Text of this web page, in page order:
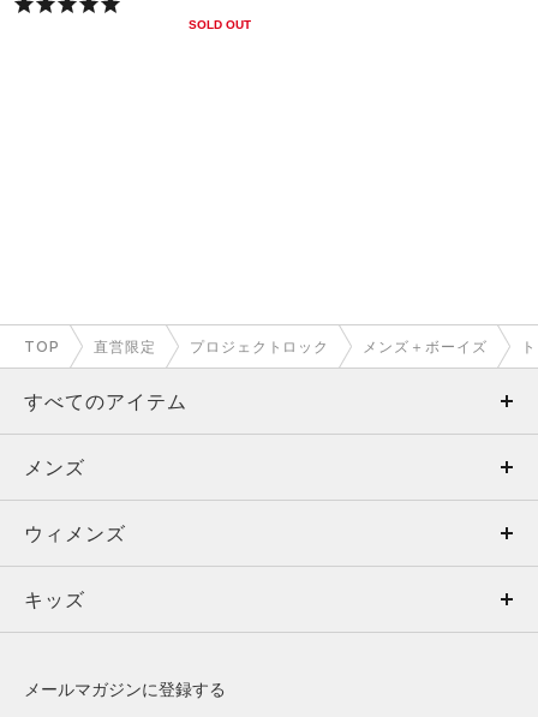
SOLD OUT
TOP 直営限定 プロジェクトロック メンズ＋ボーイズ
すべてのアイテム
メンズ
ウィメンズ
キッズ
メンズ
トップス
ボトムス
ウィメンズ
トップス
キッズ
メールマガジンに登録する